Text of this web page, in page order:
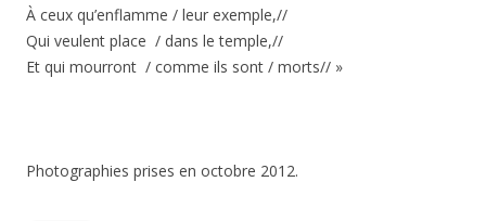
À ceux qu’enflamme / leur exemple,//
Qui veulent place / dans le temple,//
Et qui mourront / comme ils sont / morts// »
Photographies prises en octobre 2012.